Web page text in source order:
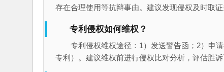
存在合理使用等抗辩事由。建议发现侵权及时取证
专利侵权如何维权？
专利侵权维权途径：1）发送警告函；2）申
专利）。建议维权前进行侵权比对分析，评估胜诉